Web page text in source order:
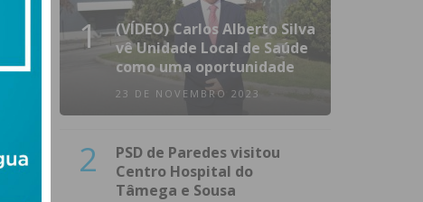
1
(VÍDEO) Carlos Alberto Silva
vê Unidade Local de Saúde
como uma oportunidade
23 DE NOVEMBRO 2023
2
PSD de Paredes visitou
Centro Hospital do
Tâmega e Sousa